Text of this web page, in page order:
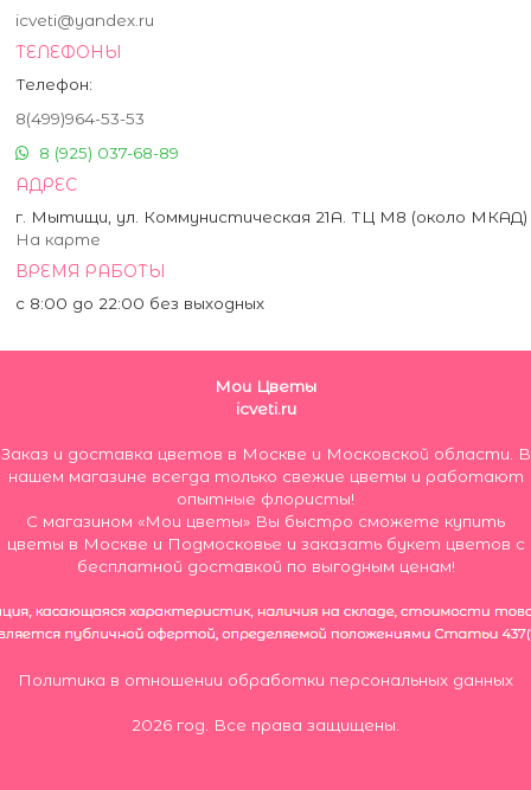
icveti@yandex.ru
ТЕЛЕФОНЫ
Телефон:
8(499)964-53-53
8 (925) 037-68-89
АДРЕС
г. Мытищи, ул. Коммунистическая 21А. ТЦ М8 (около МКАД)
На карте
ВРЕМЯ РАБОТЫ
с 8:00 до 22:00 без выходных
Мои Цветы
icveti.ru
Заказ и доставка цветов в Москве и Московской области. В
нашем магазине всегда только свежие цветы и работают
опытные флористы!
С магазином «Мои цветы» Вы быстро сможете купить
цветы в Москве и Подмосковье и заказать букет цветов с
бесплатной доставкой по выгодным ценам!
Политика в отношении обработки персональных данных
2026 год. Все права защищены.